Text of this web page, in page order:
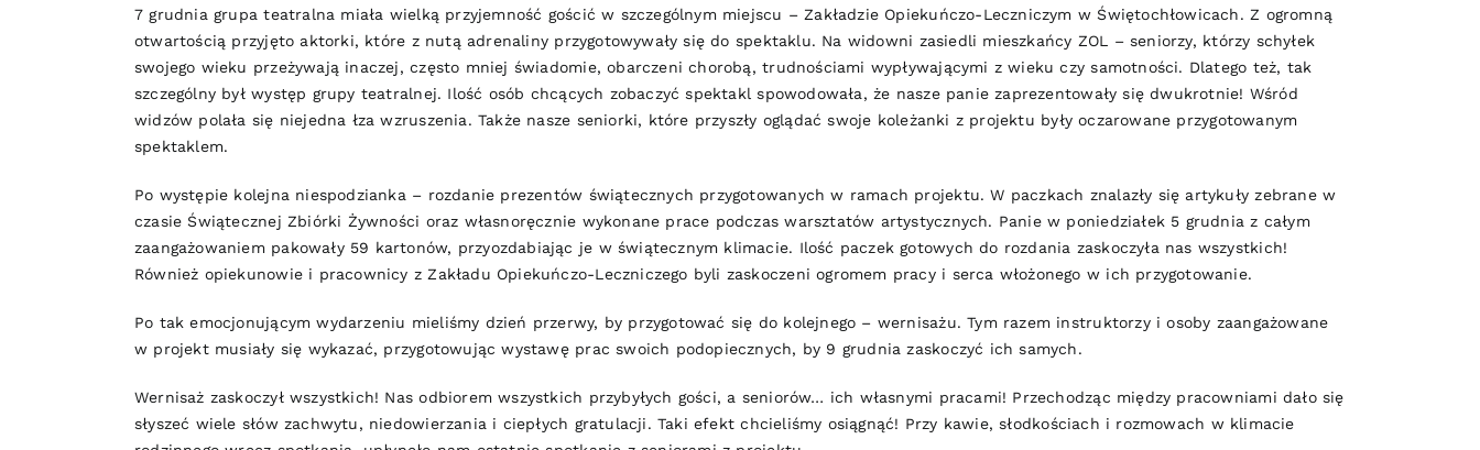
7 grudnia grupa teatralna miała wielką przyjemność gościć w szczególnym miejscu – Zakładzie Opiekuńczo-Leczniczym w Świętochłowicach. Z ogromną
otwartością przyjęto aktorki, które z nutą adrenaliny przygotowywały się do spektaklu. Na widowni zasiedli mieszkańcy ZOL – seniorzy, którzy schyłek
swojego wieku przeżywają inaczej, często mniej świadomie, obarczeni chorobą, trudnościami wypływającymi z wieku czy samotności. Dlatego też, tak
szczególny był występ grupy teatralnej. Ilość osób chcących zobaczyć spektakl spowodowała, że nasze panie zaprezentowały się dwukrotnie! Wśród
widzów polała się niejedna łza wzruszenia. Także nasze seniorki, które przyszły oglądać swoje koleżanki z projektu były oczarowane przygotowanym
spektaklem.
Po występie kolejna niespodzianka – rozdanie prezentów świątecznych przygotowanych w ramach projektu. W paczkach znalazły się artykuły zebrane w
czasie Świątecznej Zbiórki Żywności oraz własnoręcznie wykonane prace podczas warsztatów artystycznych. Panie w poniedziałek 5 grudnia z całym
zaangażowaniem pakowały 59 kartonów, przyozdabiając je w świątecznym klimacie. Ilość paczek gotowych do rozdania zaskoczyła nas wszystkich!
Również opiekunowie i pracownicy z Zakładu Opiekuńczo-Leczniczego byli zaskoczeni ogromem pracy i serca włożonego w ich przygotowanie.
Po tak emocjonującym wydarzeniu mieliśmy dzień przerwy, by przygotować się do kolejnego – wernisażu. Tym razem instruktorzy i osoby zaangażowane
w projekt musiały się wykazać, przygotowując wystawę prac swoich podopiecznych, by 9 grudnia zaskoczyć ich samych.
Wernisaż zaskoczył wszystkich! Nas odbiorem wszystkich przybyłych gości, a seniorów… ich własnymi pracami! Przechodząc między pracowniami dało się
słyszeć wiele słów zachwytu, niedowierzania i ciepłych gratulacji. Taki efekt chcieliśmy osiągnąć! Przy kawie, słodkościach i rozmowach w klimacie